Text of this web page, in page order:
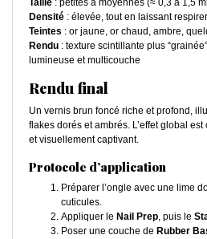
Taille : petites à moyennes (≈ 0,3 à 1,5
Densité : élevée, tout en laissant
Teintes : or jaune, or chaud, ambre,
Rendu : texture scintillante plus
lumineuse et multicouche
Rendu final
Un vernis brun foncé riche et profond,
flakes dorés et ambrés. L’effet global
et visuellement captivant.
Protocole d’application
Préparer l’ongle avec une lime
cuticules.
Appliquer le Nail Prep, puis le
Poser une couche de Rubber